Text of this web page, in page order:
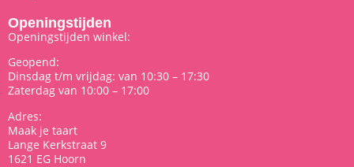
Openingstijden
Openingstijden winkel:
Geopend:
Dinsdag t/m vrijdag: van 10:30 – 17:30
Zaterdag van 10:00 – 17:00
Adres:
Maak je taart
Lange Kerkstraat 9
1621 EG Hoorn